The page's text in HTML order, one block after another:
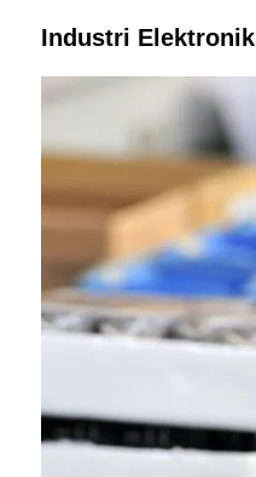
Industri Elektronik